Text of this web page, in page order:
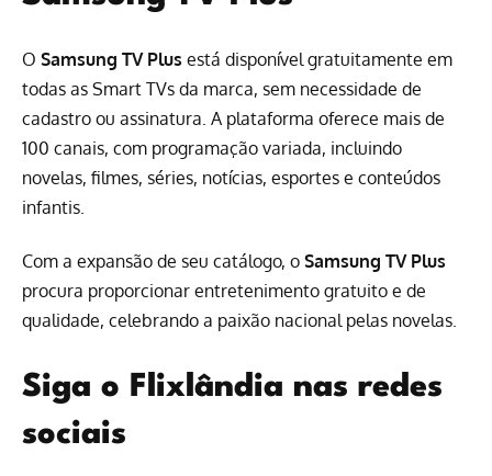
O Samsung TV Plus está disponível gratuitamente em
todas as Smart TVs da marca, sem necessidade de
cadastro ou assinatura. A plataforma oferece mais de
100 canais, com programação variada, incluindo
novelas, filmes, séries, notícias, esportes e conteúdos
infantis.
Com a expansão de seu catálogo, o Samsung TV Plus
procura proporcionar entretenimento gratuito e de
qualidade, celebrando a paixão nacional pelas novelas.
Siga o Flixlândia nas redes
sociais